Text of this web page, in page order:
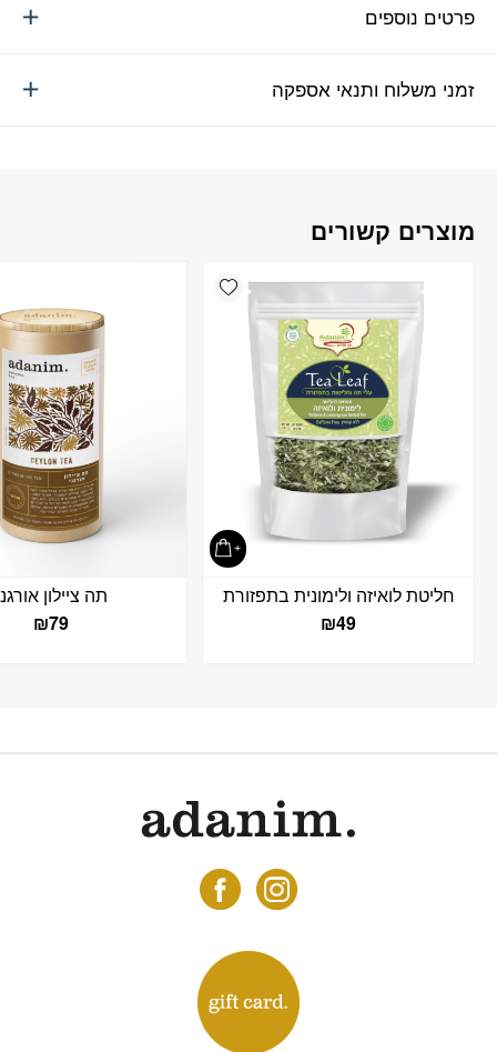
פרטים נוספים
זמני משלוח ותנאי אספקה
מוצרים קשורים
Add wishlist
חליטת לואיזה ולימונית בתפזורת
₪49
תה ציילון
₪79